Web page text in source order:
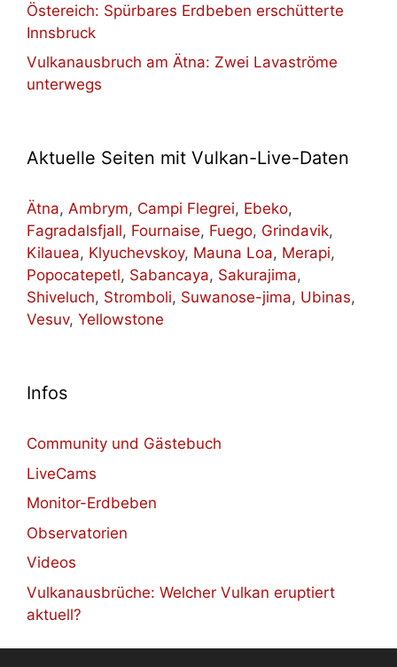
Östereich: Spürbares Erdbeben erschütterte
Innsbruck
Vulkanausbruch am Ätna: Zwei Lavaströme
unterwegs
Aktuelle Seiten mit Vulkan-Live-Daten
Ätna, Ambrym, Campi Flegrei, Ebeko,
Fagradalsfjall, Fournaise, Fuego, Grindavik,
Kilauea, Klyuchevskoy, Mauna Loa, Merapi,
Popocatepetl, Sabancaya, Sakurajima,
Shiveluch, Stromboli, Suwanose-jima, Ubinas,
Vesuv, Yellowstone
Infos
Community und Gästebuch
LiveCams
Monitor-Erdbeben
Observatorien
Videos
Vulkanausbrüche: Welcher Vulkan eruptiert
aktuell?